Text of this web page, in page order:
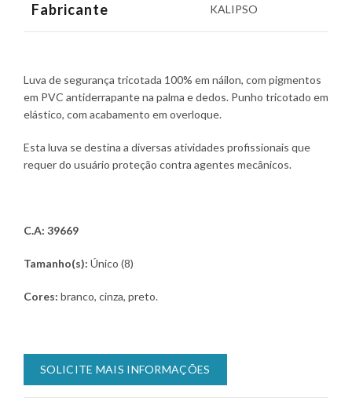
Fabricante KALIPSO
Luva de segurança tricotada 100% em náilon, com pigmentos
em PVC antiderrapante na palma e dedos. Punho tricotado em
elástico, com acabamento em overloque.
Esta luva se destina a diversas atividades profissionais que
requer do usuário proteção contra agentes mecânicos.
C.A: 39669
Tamanho(s): Único (8)
Cores: branco, cinza, preto.
SOLICITE MAIS INFORMAÇÕES